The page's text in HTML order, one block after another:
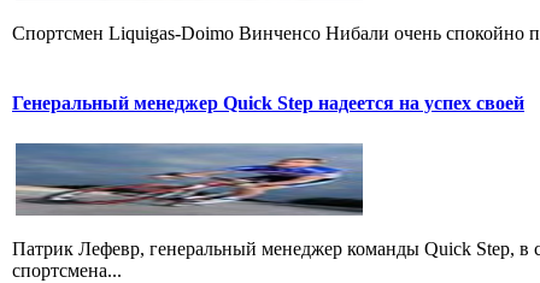
Cпортсмен Liquigas-Doimo Винченсо Нибали очень спокойно
Генеральный менеджер Quick Step надеется на успех своей
Патрик Лефевр, генеральный менеджер команды Quick Step, в
спортсмена...